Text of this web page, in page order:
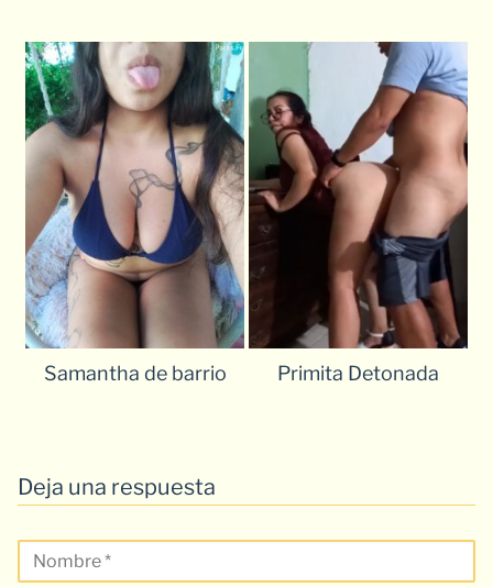
Samantha de barrio Primita Detonada
Deja una respuesta